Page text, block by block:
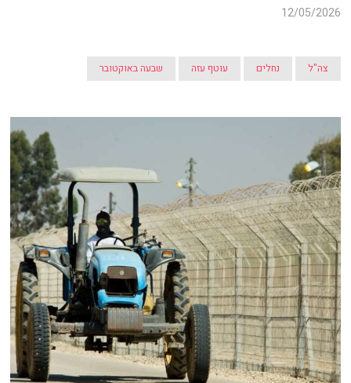
12/05/2026
צה"ל נחלים עוטף עזה שבעה באוקטובר